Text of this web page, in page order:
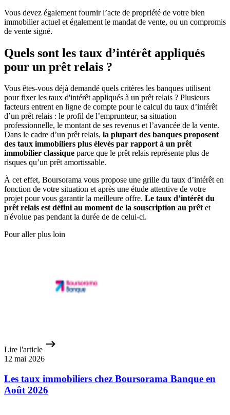
Vous devez également fournir l’acte de propriété de votre bien
immobilier actuel et également le mandat de vente, ou un compromis
de vente signé.
Quels sont les taux d’intérêt appliqués
pour un prêt relais ?
Vous êtes-vous déjà demandé quels critères les banques utilisent
pour fixer les taux d'intérêt appliqués à un prêt relais ? Plusieurs
facteurs entrent en ligne de compte pour le calcul du taux d’intérêt
d’un prêt relais : le profil de l’emprunteur, sa situation
professionnelle, le montant de ses revenus et l’avancée de la vente.
Dans le cadre d’un prêt relais, la plupart des banques proposent
des taux immobiliers plus élevés par rapport à un prêt
immobilier classique parce que le prêt relais représente plus de
risques qu’un prêt amortissable.
À cet effet, Boursorama vous propose une grille du taux d’intérêt en
fonction de votre situation et après une étude attentive de votre
projet pour vous garantir la meilleure offre. Le taux d’intérêt du
prêt relais est défini au moment de la souscription au prêtet
n'évolue pas pendant la durée de de celui-ci.
Pour aller plus loin
Lire l'article
12 mai 2026
Les taux immobiliers chez Boursorama Banque en
Août 2026